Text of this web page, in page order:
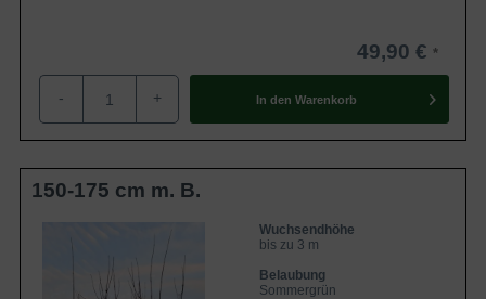
49,90 €
- + In den Warenkorb
150-175 cm m. B.
Wuchsendhöhe
bis zu 3 m
Belaubung
Sommergrün